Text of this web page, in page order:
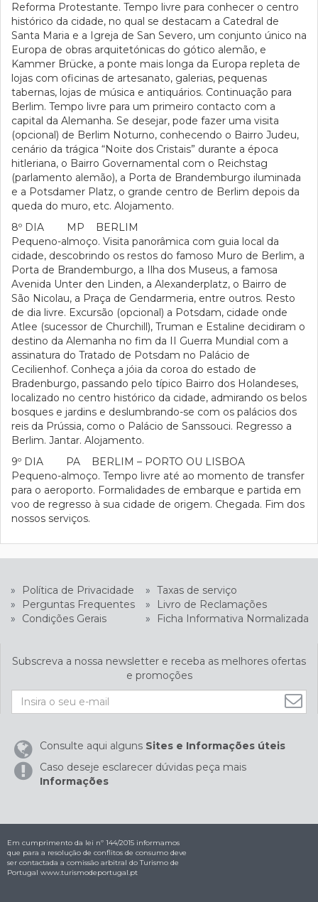
Reforma Protestante. Tempo livre para conhecer o centro
histórico da cidade, no qual se destacam a Catedral de
Santa Maria e a Igreja de San Severo, um conjunto único na
Europa de obras arquitetónicas do gótico alemão, e
Kammer Brücke, a ponte mais longa da Europa repleta de
lojas com oficinas de artesanato, galerias, pequenas
tabernas, lojas de música e antiquários. Continuação para
Berlim. Tempo livre para um primeiro contacto com a
capital da Alemanha. Se desejar, pode fazer uma visita
(opcional) de Berlim Noturno, conhecendo o Bairro Judeu,
cenário da trágica “Noite dos Cristais” durante a época
hitleriana, o Bairro Governamental com o Reichstag
(parlamento alemão), a Porta de Brandemburgo iluminada
e a Potsdamer Platz, o grande centro de Berlim depois da
queda do muro, etc. Alojamento.
8º DIA MP BERLIM
Pequeno-almoço. Visita panorâmica com guia local da
cidade, descobrindo os restos do famoso Muro de Berlim, a
Porta de Brandemburgo, a Ilha dos Museus, a famosa
Avenida Unter den Linden, a Alexanderplatz, o Bairro de
São Nicolau, a Praça de Gendarmeria, entre outros. Resto
de dia livre. Excursão (opcional) a Potsdam, cidade onde
Atlee (sucessor de Churchill), Truman e Estaline decidiram o
destino da Alemanha no fim da II Guerra Mundial com a
assinatura do Tratado de Potsdam no Palácio de
Cecilienhof. Conheça a jóia da coroa do estado de
Bradenburgo, passando pelo típico Bairro dos Holandeses,
localizado no centro histórico da cidade, admirando os belos
bosques e jardins e deslumbrando-se com os palácios dos
reis da Prússia, como o Palácio de Sanssouci. Regresso a
Berlim. Jantar. Alojamento.
9º DIA PA BERLIM – PORTO OU LISBOA
Pequeno-almoço. Tempo livre até ao momento de transfer
para o aeroporto. Formalidades de embarque e partida em
voo de regresso à sua cidade de origem. Chegada. Fim dos
nossos serviços.
» Política de Privacidade » Taxas de serviço
»
Perguntas Frequentes »
Livro de Reclamações
»
Condições Gerais » Ficha Informativa Normalizada
Subscreva a nossa newsletter e receba as melhores ofertas
e promoções
Consulte aqui alguns Sites e Informações úteis
Caso deseje esclarecer dúvidas peça mais
Informações
Em cumprimento da lei nº 144/2015 informamos
que para a resolução de conflitos de consumo deve
ser contactada a comissão arbitral do Turismo de
Portugal www.turismodeportugal.pt